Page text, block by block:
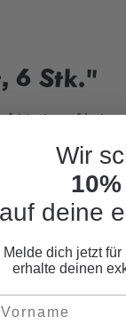
6 Stk."
Motiv auf
Wir
auf deine
Melde dich jetzt
erhalte deinen